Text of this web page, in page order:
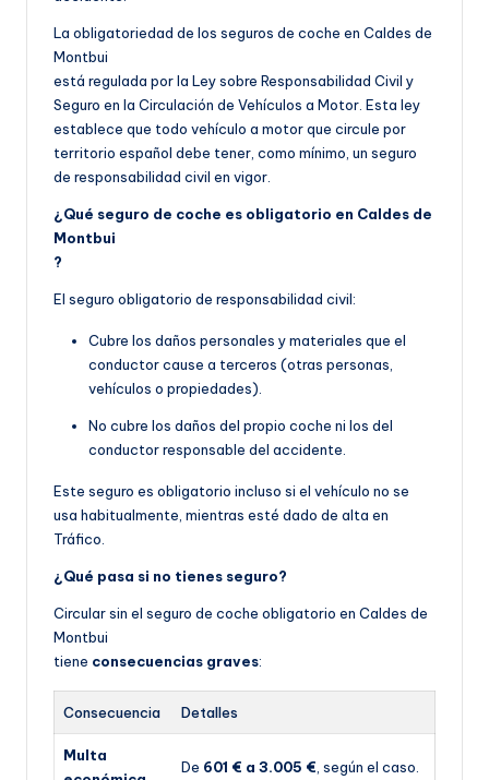
La obligatoriedad de los seguros de coche en Caldes de
Montbui
está regulada por la Ley sobre Responsabilidad Civil y
Seguro en la Circulación de Vehículos a Motor. Esta ley
establece que todo vehículo a motor que circule por
territorio español debe tener, como mínimo, un seguro
de responsabilidad civil en vigor.
¿Qué seguro de coche es obligatorio en Caldes de
Montbui
?
El seguro obligatorio de responsabilidad civil:
Cubre los daños personales y materiales que el
conductor cause a terceros (otras personas,
vehículos o propiedades).
No cubre los daños del propio coche ni los del
conductor responsable del accidente.
Este seguro es obligatorio incluso si el vehículo no se
usa habitualmente, mientras esté dado de alta en
Tráfico.
¿Qué pasa si no tienes seguro?
Circular sin el seguro de coche obligatorio en Caldes de
Montbui
tiene consecuencias graves:
Consecuencia Detalles
Multa
De 601 € a 3.005 € , según el caso.